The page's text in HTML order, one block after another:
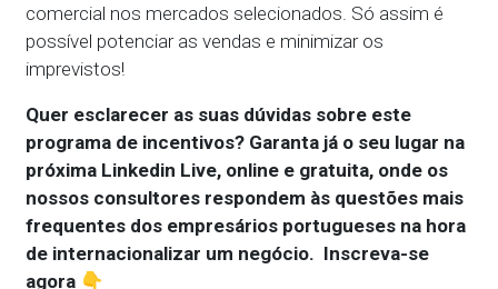
comercial nos mercados selecionados. Só assim é
possível potenciar as vendas e minimizar os
imprevistos!
Quer esclarecer as suas dúvidas sobre este
programa de incentivos? Garanta já o seu lugar na
próxima Linkedin Live, online e gratuita, onde os
nossos consultores respondem às questões mais
frequentes dos empresários portugueses na hora
de internacionalizar um negócio. Inscreva-se
agora 👇